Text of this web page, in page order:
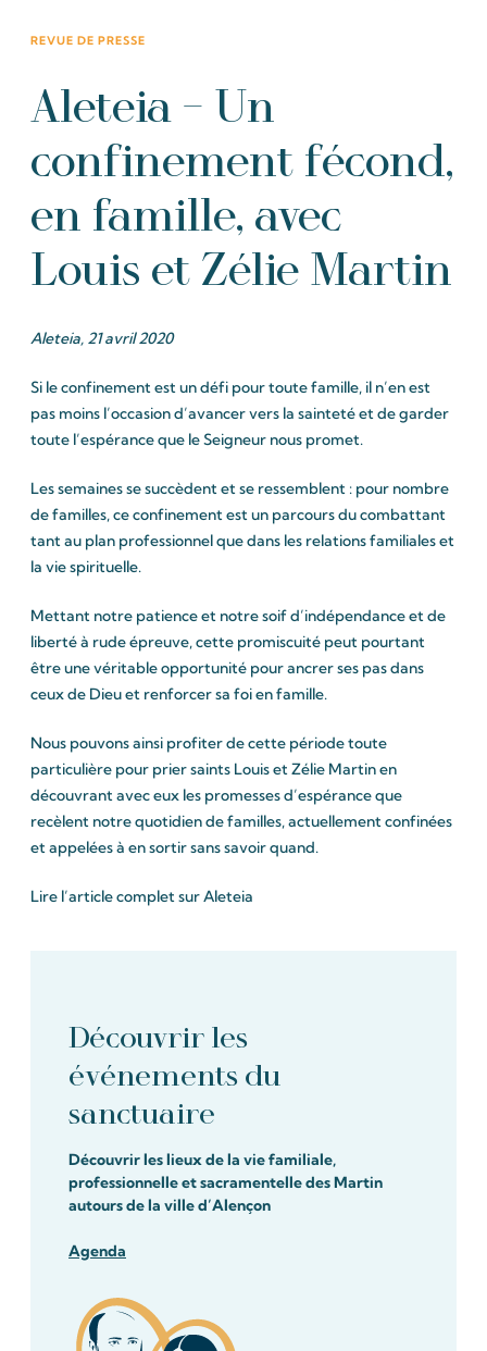
REVUE DE PRESSE
Aleteia – Un
confinement fécond,
en famille, avec
Louis et Zélie Martin
Aleteia, 21 avril 2020
Si le confinement est un défi pour toute famille, il n’en est
pas moins l’occasion d’avancer vers la sainteté et de garder
toute l’espérance que le Seigneur nous promet.
Les semaines se succèdent et se ressemblent : pour nombre
de familles, ce confinement est un parcours du combattant
tant au plan professionnel que dans les relations familiales et
la vie spirituelle.
Mettant notre patience et notre soif d’indépendance et de
liberté à rude épreuve, cette promiscuité peut pourtant
être une véritable opportunité pour ancrer ses pas dans
ceux de Dieu et renforcer sa foi en famille.
Nous pouvons ainsi profiter de cette période toute
particulière pour prier saints Louis et Zélie Martin en
découvrant avec eux les promesses d’espérance que
recèlent notre quotidien de familles, actuellement confinées
et appelées à en sortir sans savoir quand.
Lire l’article complet sur Aleteia
Découvrir les
événements du
sanctuaire
Découvrir les lieux de la vie familiale,
professionnelle et sacramentelle des Martin
autours de la ville d’Alençon
Agenda